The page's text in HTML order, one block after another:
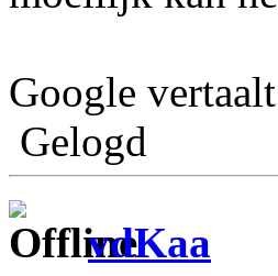
Google
Gelogd
vdKaa